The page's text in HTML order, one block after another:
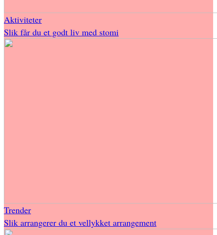
Aktiviteter
Slik får du et godt liv med stomi
Trender
Slik arrangerer du et vellykket arrangement